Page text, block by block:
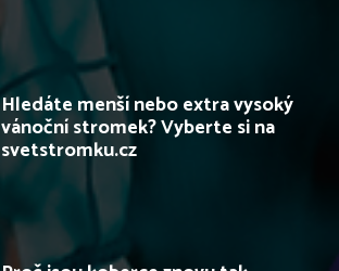
Hledáte menší nebo extra vysoký
vánoční stromek? Vyberte si na
svetstromku.cz